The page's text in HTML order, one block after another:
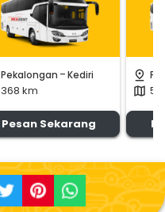
Pekalongan -Kediri
368 km
Pesan Sekarang
pin_drop
map